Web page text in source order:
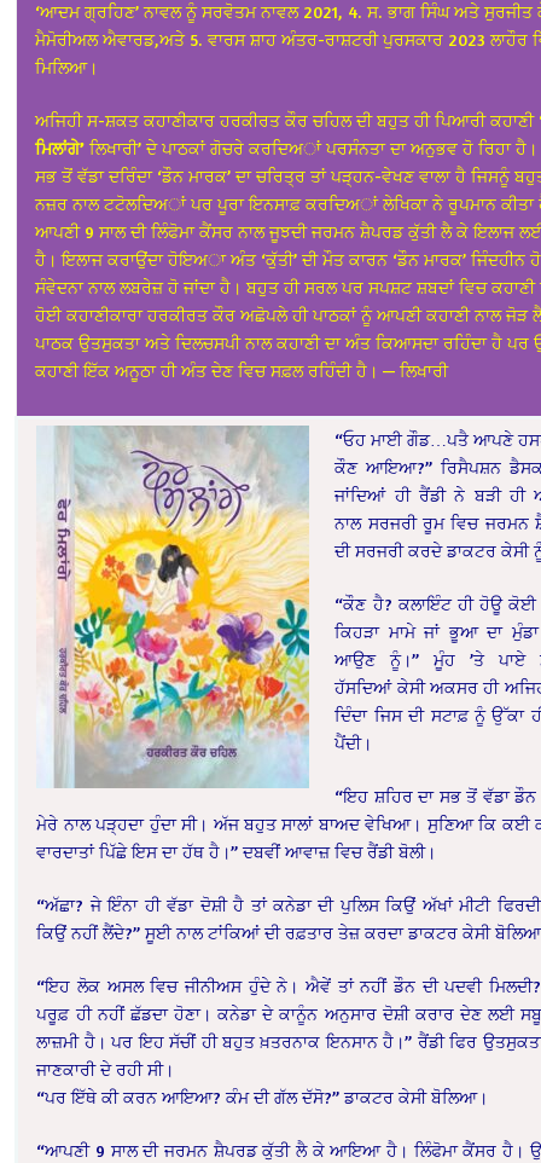
‘ਆਦਮ ਗ੍ਰਹਿਣ’ ਨਾਵਲ ਨੂੰ ਸਰਵੋਤਮ ਨਾਵਲ 2021, 4. ਸ. ਭਾਗ ਸਿੰਘ ਅਤੇ ਸੁਰਜੀਤ
ਮੈਮੋਰੀਅਲ ਐਵਾਰਡ,ਅਤੇ 5. ਵਾਰਸ ਸ਼ਾਹ ਅੰਤਰ-ਰਾਸ਼ਟਰੀ ਪੁਰਸਕਾਰ 2023 ਲਾਹੌਰ
ਮਿਲਿਆ।
ਅਜਿਹੀ ਸ-ਸ਼ਕਤ ਕਹਾਣੀਕਾਰ ਹਰਕੀਰਤ ਕੌਰ ਚਹਿਲ ਦੀ ਬਹੁਤ ਹੀ ਪਿਆਰੀ ਕਹਾਣੀ
ਮਿਲਾਂਗੇ’ ਲਿਖਾਰੀ’ ਦੇ ਪਾਠਕਾਂ ਗੋਚਰੇ ਕਰਦਿਅਾਂ ਪਰਸੰਨਤਾ ਦਾ ਅਨੁਭਵ ਹੋ ਰਿਹਾ ਹੈ।
ਸਭ ਤੋਂ ਵੱਡਾ ਦਰਿੰਦਾ ‘ਡੌਨ ਮਾਰਕ’ ਦਾ ਚਰਿਤ੍ਰ ਤਾਂ ਪੜ੍ਹਨ-ਵੇਖਣ ਵਾਲਾ ਹੈ ਜਿਸਨੂੰ
ਨਜ਼ਰ ਨਾਲਟਟੋਲਦਿਅਾਂ ਪਰ ਪੂਰਾ ਇਨਸਾਫ਼ ਕਰਦਿਅਾਂ ਲੇਖਿਕਾ ਨੇ ਰੂਪਮਾਨ ਕੀਤਾ
ਆਪਣੀ 9 ਸਾਲ ਦੀ ਲਿੰਫੋਮਾ ਕੈਂਸਰ ਨਾਲ ਜੂਝਦੀ ਜਰਮਨ ਸ਼ੈਪਰਡ ਕੁੱਤੀ ਲੈ ਕੇ ਇਲਾਜ
ਹੈ। ਇਲਾਜ ਕਰਾਉਂਦਾ ਹੋਇਅਾ ਅੰਤ ‘ਕੁੱਤੀ’ ਦੀ ਮੌਤ ਕਾਰਨ ‘ਡੌਨ ਮਾਰਕ’ ਜਿੰਦਹੀਨ
ਸੰਵੇਦਨਾ ਨਾਲ ਲਬਰੇਜ਼ ਹੋ ਜਾਂਦਾ ਹੈ। ਬਹੁਤ ਹੀ ਸਰਲ ਪਰ ਸਪਸ਼ਟ ਸ਼ਬਦਾਂ ਵਿਚ ਕਹਾਣੀ
ਹੋਈ ਕਹਾਣੀਕਾਰਾ ਹਰਕੀਰਤ ਕੌਰ ਅਛੋਪਲੇ ਹੀ ਪਾਠਕਾਂ ਨੂੰ ਆਪਣੀ ਕਹਾਣੀ ਨਾਲ ਜੋੜ
ਪਾਠਕ ਉਤਸੁਕਤਾ ਅਤੇ ਦਿਲਚਸਪੀ ਨਾਲ ਕਹਾਣੀ ਦਾ ਅੰਤ ਕਿਆਸਦਾ ਰਹਿੰਦਾ ਹੈ ਪਰ
ਕਹਾਣੀ ਇੱਕ ਅਨੂਠਾ ਹੀ ਅੰਤ ਦੇਣ ਵਿਚ ਸਫ਼ਲ ਰਹਿੰਦੀ ਹੈ। — ਲਿਖਾਰੀ
“ਓਹ ਮਾਈ ਗੌਡ…ਪਤੈ ਆਪਣੇ
ਕੌਣ ਆਇਆ?” ਰਿਸੈਪਸ਼ਨ
ਜਾਂਦਿਆਂ ਹੀ ਰੈਂਡੀ ਨੇ ਬੜੀ ਹੀ
ਨਾਲ ਸਰਜਰੀ ਰੂਮ ਵਿਚ ਜਰਮਨ
ਦੀ ਸਰਜਰੀ ਕਰਦੇ ਡਾਕਟਰ ਕੇਸੀ
“ਕੌਣ ਹੈ? ਕਲਾਇੰਟ ਹੀ ਹੋਊ
ਕਿਹੜਾ ਮਾਮੇ ਜਾਂ ਭੂਆ ਦਾ
ਆਉਣ ਨੂੰ।” ਮੂੰਹ ’ਤੇ ਪਾਏ
ਹੱਸਦਿਆਂ ਕੇਸੀ ਅਕਸਰ ਹੀ
ਦਿੰਦਾ ਜਿਸ ਦੀ ਸਟਾਫ਼ ਨੂੰ ਉੱਕਾ
ਪੈਂਦੀ।
“ਇਹ ਸ਼ਹਿਰ ਦਾ ਸਭ ਤੋਂ ਵੱਡਾ
ਮੇਰੇ ਨਾਲ ਪੜ੍ਹਦਾ ਹੁੰਦਾ ਸੀ। ਅੱਜ ਬਹੁਤ ਸਾਲਾਂ ਬਾਅਦ ਵੇਖਿਆ। ਸੁਣਿਆ ਕਿ ਕਈ
ਵਾਰਦਾਤਾਂ ਪਿੱਛੇ ਇਸ ਦਾ ਹੱਥ ਹੈ।” ਦਬਵੀਂ ਆਵਾਜ਼ ਵਿਚ ਰੈਂਡੀ ਬੋਲੀ।
“ਅੱਛਾ? ਜੇ ਇੰਨਾ ਹੀ ਵੱਡਾ ਦੋਸ਼ੀ ਹੈ ਤਾਂ ਕਨੇਡਾ ਦੀ ਪੁਲਿਸ ਕਿਉਂ ਅੱਖਾਂ ਮੀਟੀ
ਕਿਉਂ ਨਹੀਂ ਲੈਂਦੇ?” ਸੂਈ ਨਾਲ ਟਾਂਕਿਆਂ ਦੀ ਰਫ਼ਤਾਰ ਤੇਜ਼ ਕਰਦਾ ਡਾਕਟਰ ਕੇਸੀ
“ਇਹ ਲੋਕ ਅਸਲ ਵਿਚ ਜੀਨੀਅਸ ਹੁੰਦੇ ਨੇ। ਐਵੇਂ ਤਾਂ ਨਹੀਂ ਡੌਨ ਦੀ ਪਦਵੀ
ਪਰੂਫ਼ ਹੀ ਨਹੀਂ ਛੱਡਦਾ ਹੋਣਾ। ਕਨੇਡਾ ਦੇ ਕਾਨੂੰਨ ਅਨੁਸਾਰ ਦੋਸ਼ੀ ਕਰਾਰ ਦੇਣ ਲਈ
ਲਾਜ਼ਮੀ ਹੈ। ਪਰ ਇਹ ਸੱਚੀਂ ਹੀ ਬਹੁਤ ਖ਼ਤਰਨਾਕ ਇਨਸਾਨ ਹੈ।” ਰੈਂਡੀ ਫਿਰ
ਜਾਣਕਾਰੀ ਦੇ ਰਹੀ ਸੀ।
“ਪਰ ਇੱਥੇ ਕੀ ਕਰਨ ਆਇਆ? ਕੰਮ ਦੀ ਗੱਲ ਦੱਸੋ?” ਡਾਕਟਰ ਕੇਸੀ ਬੋਲਿਆ।
“ਆਪਣੀ 9 ਸਾਲ ਦੀ ਜਰਮਨ ਸ਼ੈਪਰਡ ਕੁੱਤੀ ਲੈ ਕੇ ਆਇਆ ਹੈ। ਲਿੰਫੋਮਾ ਕੈਂਸਰ ਹੈ।